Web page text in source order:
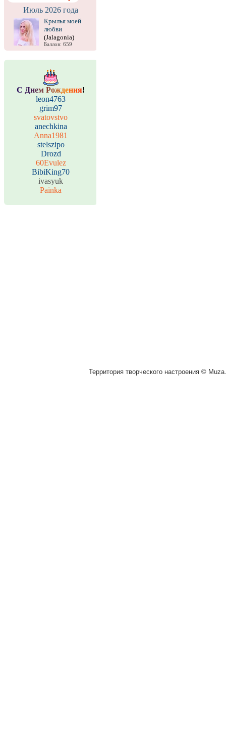
Июль 2026 года
Крылья моей
любви
(Jalagonia)
Баллов: 659
С Днем Рождения!
leon4763
grim97
svatovstvo
anechkina
Anna1981
stelszipo
Drozd
60Evulez
BibiKing70
ivasyuk
Painka
Территория творческого настроения ©